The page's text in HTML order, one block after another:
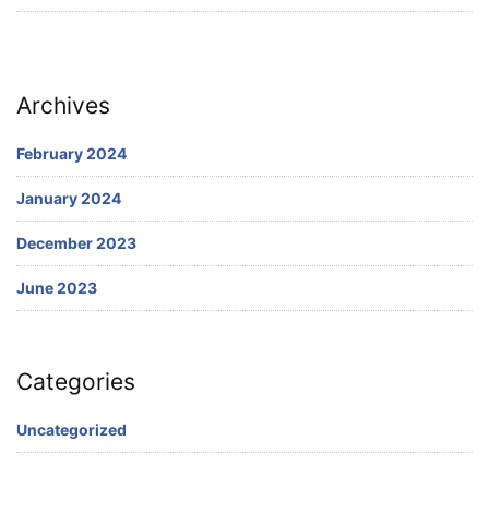
Archives
February 2024
January 2024
December 2023
June 2023
Categories
Uncategorized